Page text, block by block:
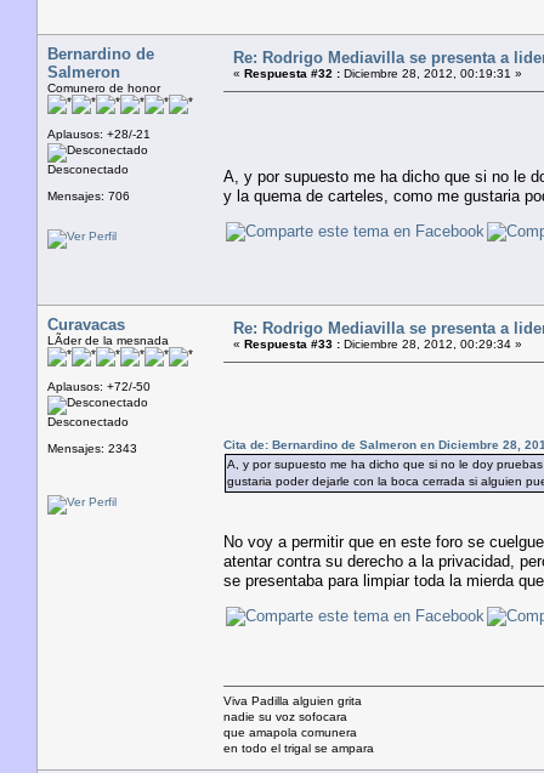
Bernardino de
Salmeron
Comunero de honor
Aplausos: +28/-21
Desconectado
Mensajes: 706
Re: Rodrigo Mediavilla se presenta a
« Respuesta #32 : Diciembre 28, 2012, 00:19:31 »
A, y por supuesto me ha dicho que si no le
y la quema de carteles, como me gustaria
Curavacas
LÃ­der de la mesnada
Aplausos: +72/-50
Desconectado
Mensajes: 2343
Re: Rodrigo Mediavilla se presenta a
« Respuesta #33 : Diciembre 28, 2012, 00:29:34 »
Cita de: Bernardino de Salmeron en Diciembre 28,
A, y por supuesto me ha dicho que si no le doy
gustaria poder dejarle con la boca cerrada si alguien
No voy a permitir que en este foro se
atentar contra su derecho a la privacidad,
se presentaba para limpiar toda la mierda
Viva Padilla alguien grita
nadie su voz sofocara
que amapola comunera
en todo el trigal se ampara